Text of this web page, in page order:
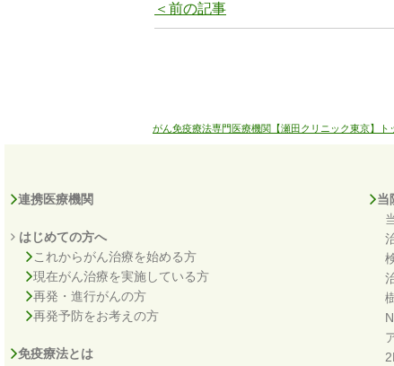
＜前の記事
がん免疫療法専門医療機関【瀬田クリニック東京】ト
連携医療機関
はじめての方へ
これからがん治療を始める方
現在がん治療を実施している方
再発・進行がんの方
再発予防をお考えの方
免疫療法とは
当